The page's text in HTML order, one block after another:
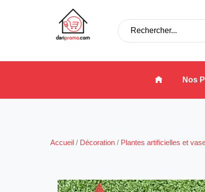
Nos
Accueil / Décoration / Plantes artificielles et